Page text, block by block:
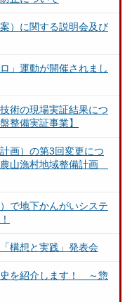
）に関する説明会及び
」運動が開催されまし
術の現場実証結果につ
整備実証事業】
画）の第3回変更につ
山漁村地域整備計画
で地下かんがいシステ
構想と実践」発表会
を紹介します！ ～惣